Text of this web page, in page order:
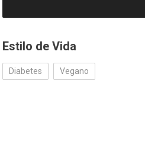
Estilo de Vida
Diabetes Vegano